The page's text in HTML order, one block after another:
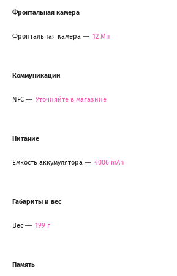
Фронтальная камера
Фронтальная камера 12 Мп
Коммуникации
NFC Уточняйте в магазине
Питание
Емкость аккумулятора 4006 mAh
Габариты и вес
Вес 199 г
Память